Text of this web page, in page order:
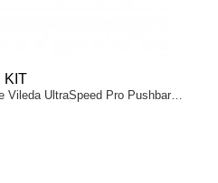
KIT
Vileda UltraSpeed Pro Pushbar…